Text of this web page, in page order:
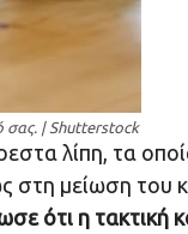
σας. | Shutterstock
λίπη, τα
στη μείωση του
ότι η τακτική